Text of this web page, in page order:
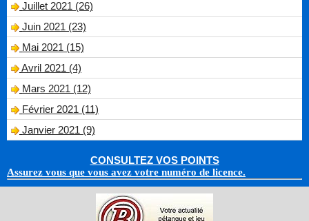
Juillet 2021 (26)
Juin 2021 (23)
Mai 2021 (15)
Avril 2021 (4)
Mars 2021 (12)
Février 2021 (11)
Janvier 2021 (9)
CONSULTEZ VOS POINTS
Assurez vous que vous avez votre numéro de licence.